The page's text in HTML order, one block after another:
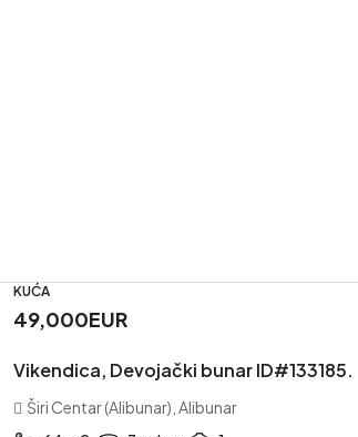
KUĆA
49,000EUR
Vikendica, Devojački bunar ID#133185.
Širi Centar (Alibunar), Alibunar